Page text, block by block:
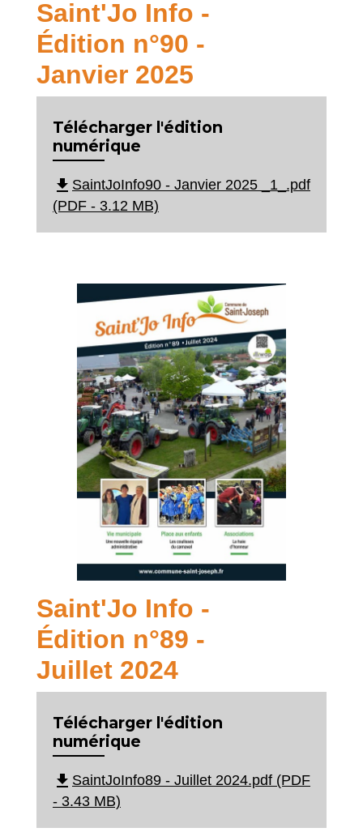
Saint'Jo Info -
Édition n°90 -
Janvier 2025
Télécharger l'édition
numérique
file_download SaintJoInfo90 - Janvier 2025 _1_.pdf
(PDF - 3.12 MB)
Saint'Jo Info -
Édition n°89 -
Juillet 2024
Télécharger l'édition
numérique
file_download SaintJoInfo89 - Juillet 2024.pdf (PDF
- 3.43 MB)